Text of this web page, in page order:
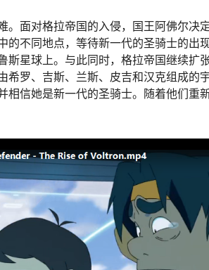
。面对格拉帝国的入侵，国王阿佛尔
的不同地点，等待新一代的圣骑士的出
斯星球上。与此同时，格拉帝国继续扩
希罗、吉斯、兰斯、皮吉和汉克组成的
相信她是新一代的圣骑士。随着他们重